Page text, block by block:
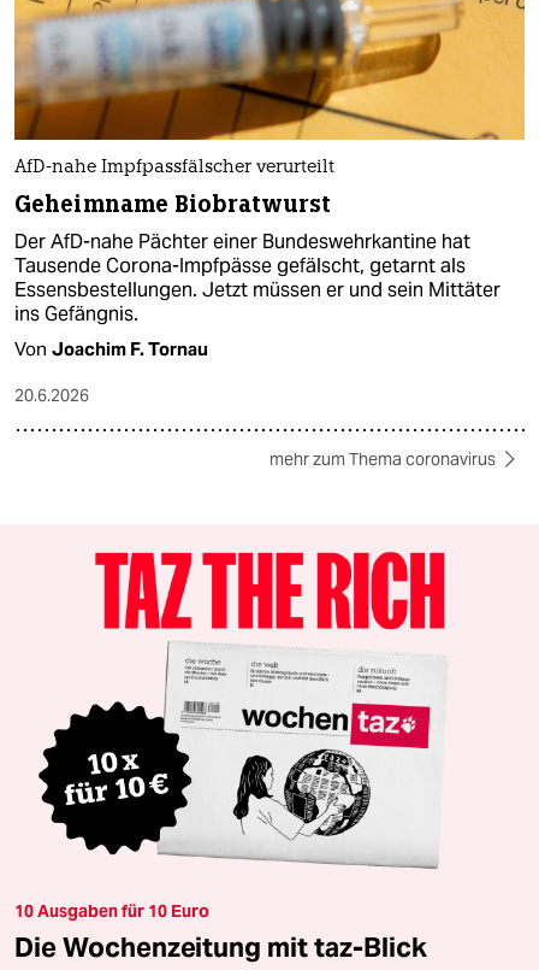
AfD-nahe Impfpassfälscher verurteilt
Geheimname Biobratwurst
Der AfD-nahe Pächter einer Bundeswehrkantine hat
Tausende Corona-Impfpässe gefälscht, getarnt als
Essensbestellungen. Jetzt müssen er und sein Mittäter
ins Gefängnis.
Von Joachim F. Tornau
20.6.2026
mehr zum Thema coronavirus
10 Ausgaben für 10 Euro
Die Wochenzeitung mit taz-Blick